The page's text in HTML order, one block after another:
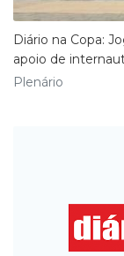
​Diário na Copa:
apoio de
Plenário